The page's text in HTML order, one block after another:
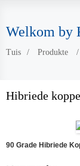
Welkom by
Tuis Produkte
Hibriede
90 Grade Hibriede